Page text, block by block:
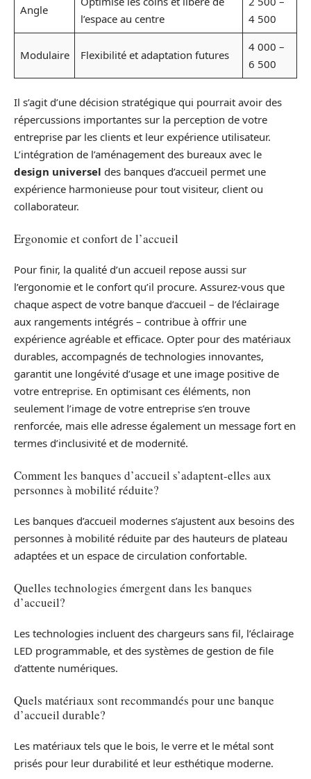
Angle
l’espace au centre
4 500
Modulaire Flexibilité et adaptation futures
4 000 –
6 500
Il s’agit d’une décision stratégique qui pourrait avoir des
répercussions importantes sur la perception de votre
entreprise par les clients et leur expérience utilisateur.
L’intégration de l’aménagement des bureaux avec le
design universel des banques d’accueil permet une
expérience harmonieuse pour tout visiteur, client ou
collaborateur.
Ergonomie et confort de l’accueil
Pour finir, la qualité d’un accueil repose aussi sur
l’ergonomie et le confort qu’il procure. Assurez-vous que
chaque aspect de votre banque d’accueil – de l’éclairage
aux rangements intégrés – contribue à offrir une
expérience agréable et efficace. Opter pour des matériaux
durables, accompagnés de technologies innovantes,
garantit une longévité d’usage et une image positive de
votre entreprise. En optimisant ces éléments, non
seulement l’image de votre entreprise s’en trouve
renforcée, mais elle adresse également un message fort en
termes d’inclusivité et de modernité.
Comment les banques d’accueil s’adaptent-elles aux
personnes à mobilité réduite?
Les banques d’accueil modernes s’ajustent aux besoins des
personnes à mobilité réduite par des hauteurs de plateau
adaptées et un espace de circulation confortable.
Quelles technologies émergent dans les banques
d’accueil?
Les technologies incluent des chargeurs sans fil, l’éclairage
LED programmable, et des systèmes de gestion de file
d’attente numériques.
Quels matériaux sont recommandés pour une banque
d’accueil durable?
Les matériaux tels que le bois, le verre et le métal sont
prisés pour leur durabilité et leur esthétique moderne.